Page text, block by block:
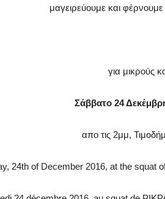
μαγειρεύουμε και
για μικρούς
Σάββατο 24
απο τις 2μμ,
24th of December 2016, at the squat